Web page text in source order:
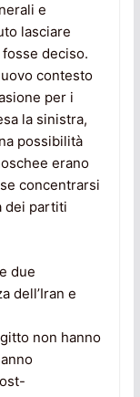
e
lasciare
deciso.
contesto
per i
la sinistra,
possibilità
erano
concentrarsi
dei partiti
due
dell’Iran e
non hanno